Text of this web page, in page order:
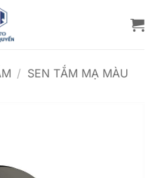
/ SEN TẮM MẠ MÀU